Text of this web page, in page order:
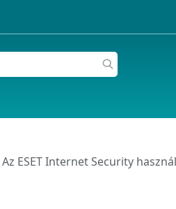
Az ESET Internet Security